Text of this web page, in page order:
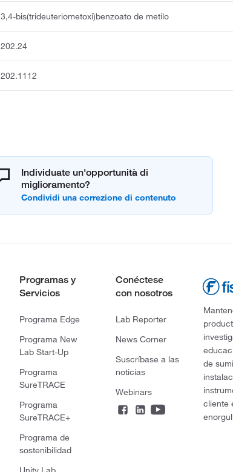
3,4-bis(trideuteriometoxi)benzoato de metilo
202.24
202.1112
Individuate un'opportunità di
miglioramento?
Programas y
Servicios
Programa Edge
Programa New
Lab Start-Up
Programa
SureTRACE
Programa
SureTRACE+
Programa de
sostenibilidad
Conéctese
con nosotros
Lab Reporter
News Corner
Suscríbase a las
noticias
Webinars
de
cliente